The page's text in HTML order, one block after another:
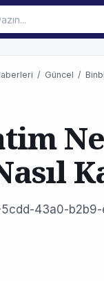
/ Güncel /
43a0-b2b9-